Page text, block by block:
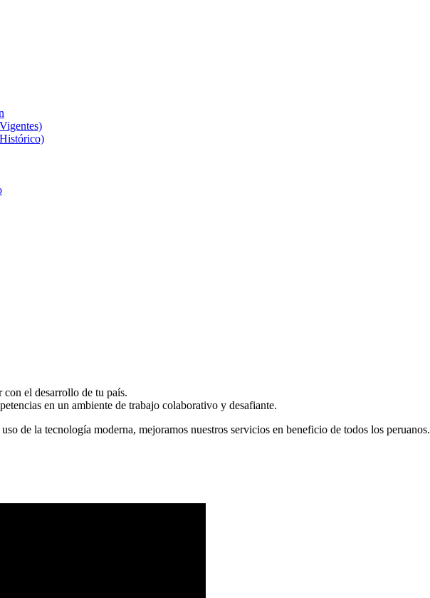
el desarrollo de tu país.
en un ambiente de trabajo colaborativo y desafiante.
de la tecnología moderna, mejoramos nuestros servicios en beneficio de todos los peruanos.